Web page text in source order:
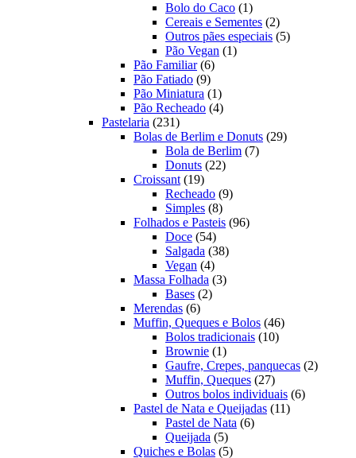
produtos
Bolo do Caco 11
produto
Cereais e Sementes 22
produtos
Outros pães especiais 55
Pão Vegan 11
Pão Familiar 66
produtos
Pão Fatiado 99
produtos
Pão Miniatura 11
produto
Pão Recheado 44
Pastelaria 231231
produtos
Bolas de Berlim e Donuts 2929
Bola de Berlim 77
Donuts 2222
Croissant 1919
produtos
Recheado 99
Simples 88
produtos
Folhados e Pasteis 9696
Doce 5454
produtos
Salgada 3838
Vegan 44
produtos
Massa Folhada 33
Bases 22
Merendas 66
produtos
Muffin, Queques e Bolos 4646
Bolos tradicionais 1010
Brownie 11
produto
Gaufre, Crepes, panquecas 22
Muffin, Queques 2727
produtos
Outros bolos individuais 66
Pastel de Nata e Queijadas 1111
Pastel de Nata 66
Queijada 55
produtos
Quiches e Bolas 55